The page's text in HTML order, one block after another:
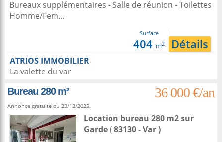
Bureaux supplémentaires - Salle de réunion - Toilettes
Homme/Fem...
Surface
404 m2 Détails
ATRIOS IMMOBILIER
La valette du var
Bureau 280 m²
36 000 €/an
Annonce gratuite du 23/12/2025.
Location bureau 280 m2sur
Garde( 83130 - Var )